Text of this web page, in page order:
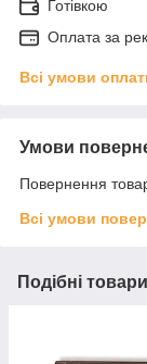
Готівкою
Оплата за
Всі умови
Умови
Повернення
Всі умови
Подібні